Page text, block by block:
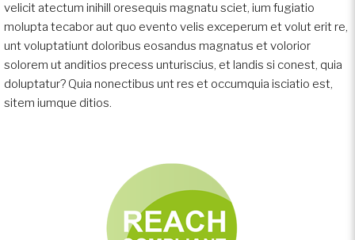
velicit atectum inihill oresequis magnatu sciet, ium fugiatio
molupta tecabor aut quo evento velis exceperum et volut erit re,
unt voluptatiunt doloribus eosandus magnatus et volorior
solorem ut anditios precess unturiscius, et landis si conest, quia
doluptatur? Quia nonectibus unt res et occumquia isciatio est,
sitem iumque ditios.